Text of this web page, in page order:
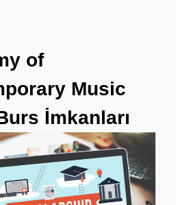
of
Music
İmkanları